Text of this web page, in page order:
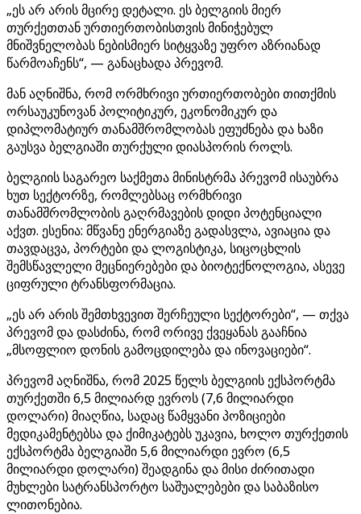
„ეს არ არის მცირე დეტალი. ეს ბელგიის მიერ
თურქეთთან ურთიერთობისთვის მინიჭებულ
მნიშვნელობას ნებისმიერ სიტყვაზე უფრო აზრიანად
წარმოაჩენს“, — განაცხადა პრევომ.
მან აღნიშნა, რომ ორმხრივი ურთიერთობები თითქმის
ორსაუკუნოვან პოლიტიკურ, ეკონომიკურ და
დიპლომატიურ თანამშრომლობას ეფუძნება და ხაზი
გაუსვა ბელგიაში თურქული დიასპორის როლს.
ბელგიის საგარეო საქმეთა მინისტრმა პრევომ ისაუბრა
ხუთ სექტორზე, რომლებსაც ორმხრივი
თანამშრომლობის გაღრმავების დიდი პოტენციალი
აქვთ. ესენია: მწვანე ენერგიაზე გადასვლა, ავიაცია და
თავდაცვა, პორტები და ლოგისტიკა, სიცოცხლის
შემსწავლელი მეცნიერებები და ბიოტექნოლოგია, ასევე
ციფრული ტრანსფორმაცია.
„ეს არ არის შემთხვევით შერჩეული სექტორები“, — თქვა
პრევომ და დასძინა, რომ ორივე ქვეყანას გააჩნია
„მსოფლიო დონის გამოცდილება და ინოვაციები“.
პრევომ აღნიშნა, რომ 2025 წელს ბელგიის ექსპორტმა
თურქეთში 6,5 მილიარდ ევროს (7,6 მილიარდი
დოლარი) მიაღწია, სადაც წამყვანი პოზიციები
მედიკამენტებსა და ქიმიკატებს უკავია, ხოლო თურქეთის
ექსპორტმა ბელგიაში 5,6 მილიარდი ევრო (6,5
მილიარდი დოლარი) შეადგინა და მისი ძირითადი
მუხლები სატრანსპორტო საშუალებები და საბაზისო
ლითონებია.